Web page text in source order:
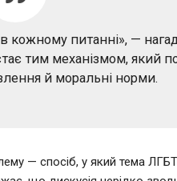
кожному питанні», —
тим механізмом, який
й моральні норми.
— спосіб, у який тема